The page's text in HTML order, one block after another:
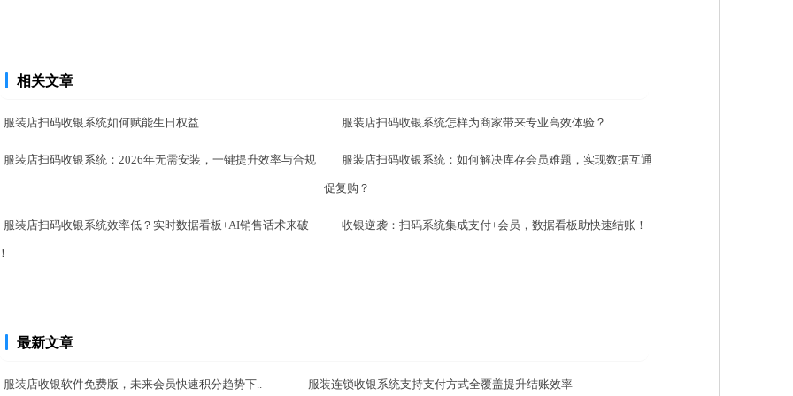
相关文章
服装店扫码收银系统如何赋能生日权益 服装店扫码收银系统怎样为商家带来专业高效体验？
服装店扫码收银系统：2026年无需安装，一键提升效率与合规 服装店扫码收银系统：如何解决库存会员难题，实现数据互通
促复购？
服装店扫码收银系统效率低？实时数据看板+AI销售话术来破 收银逆袭：扫码系统集成支付+会员，数据看板助快速结账！
最新文章
服装店收银软件免费版，未来会员快速积分趋势下.. 服装连锁收银系统支持支付方式全覆盖提升结账效率